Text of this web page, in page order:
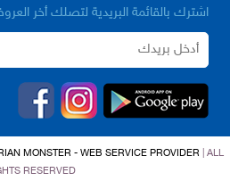
اشترك بالقائمة البريدية لتصلك أخر
MONSTER - WEB SERVICE PROVIDER | ALL
RESERVED